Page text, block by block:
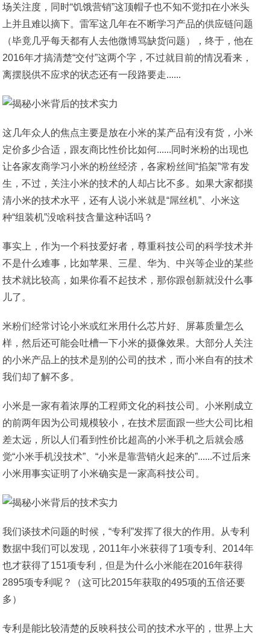
场关注度，同时“饥饿营销”这顶帽子也不知不觉扣在小米头
上并且难以摘下。雷军这几年在不断学习产品的供应链问题
（毕竟几乎每天都有人去他微博骂缺货问题），终于，他在
2016年才搞清楚“交付”这两个字，不过就目前的情况看来，
离摆脱供不应求的状态还有一段路要走......
这几年众人的焦点主要是放在小米的某产品有没有货，小米
定价多少合适，跟友商比性价比如何......同时米粉的出现也
让各家友商学习小米的粉丝经济，各家粉丝间“掐架”常有发
生，不过，关注小米的技术的人却占比不多。如果大家都摸
清小米的技术水平，还有人说小米就是“屌丝机”、小米这
种“组装机”没啥科技含量这种话吗？
事实上，作为一个科技爱好者，尊重科技公司的科学技术并
不是什么难事，比如苹果、三星、华为、中兴等企业的某些
技术就比较高，如果你看不起技术，那你跟创新就没什么事
儿了。
米粉们经常讨论小米或红米用什么芯片好、屏幕质量怎么
样，然后还可能会吐槽一下小米的摄像效果。大部分人关注
的小米产品上的技术是别的公司的技术，而小米自有的技术
我们却了解不多。
小米是一家有着浓厚的工程师文化的科技公司。小米刚成立
的前两年因为公司规模较小，在技术层面跟一些大公司比相
差太远，所以人们看到性价比超高的小米手机之后就会感
觉“小米手机没技术”、“小米是靠营销火起来的”......不过后来
小米用事实证明了小米确实是一家高科技公司。
我们谈技术问题的时候，“专利”发挥了很大的作用。从专利
数据中我们可以发现，2011年小米获得了1项专利、2014年
也才获得了151项专利，但是为什么小米能在2016年获得
2895项专利呢？（这可比2015年获取的495项的五倍还要
多）
专利是能比较清楚的反映科技公司的技术水平的，世界上大